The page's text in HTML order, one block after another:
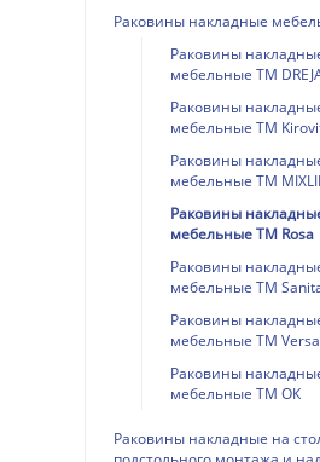
Раковины накладные
Раковины
мебельные ТМ
Раковины
мебельные ТМ
Раковины
мебельные ТМ
Раковины
мебельные ТМ Rosa
Раковины
мебельные ТМ
Раковины
мебельные ТМ
Раковины
мебельные ТМ ОК
Раковины накладные на